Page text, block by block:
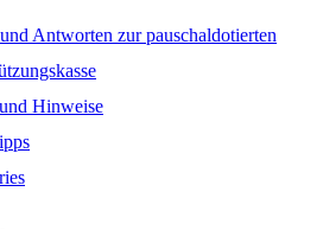
Antworten zur pauschaldotierten
Hinweise